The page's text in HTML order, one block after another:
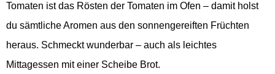
Tomaten ist das Rösten der Tomaten im Ofen – damit holst
du sämtliche Aromen aus den sonnengereiften Früchten
heraus. Schmeckt wunderbar – auch als leichtes
Mittagessen mit einer Scheibe Brot.